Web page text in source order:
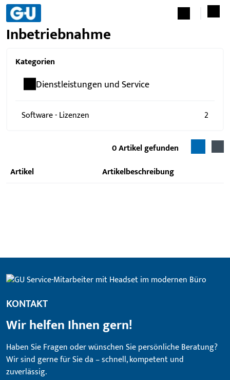
Inbetriebnahme
Kategorien
Dienstleistungen und Service
Software - Lizenzen 2
Artikel gefunden
Artikel
Artikelbeschreibung
KONTAKT
Wir helfen Ihnen gern!
Haben Sie Fragen oder wünschen Sie persönliche Beratung?
Wir sind gerne für Sie da – schnell, kompetent und
zuverlässig.